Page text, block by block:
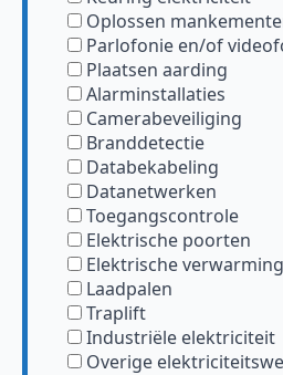
Oplossen
Parlofonie en/of
Plaatsen aarding
Alarminstallaties
Camerabeveiliging
Branddetectie
Databekabeling
Datanetwerken
Toegangscontrole
Elektrische poorten
Elektrische verwarming
Laadpalen
Traplift
Industriële elektriciteit
Overige